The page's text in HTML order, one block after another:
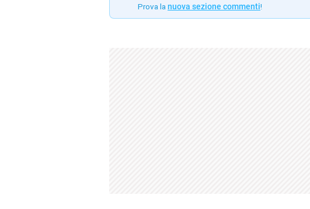
Prova la nuova sezione commenti!